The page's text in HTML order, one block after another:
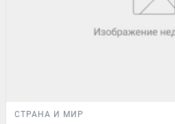
СТРАНА И МИР